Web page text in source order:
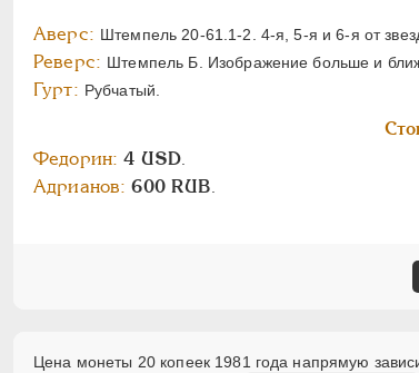
Аверс: Штемпель 20-61.1-2. 4-я, 5-я и 6-я от
Реверс: Штемпель Б. Изображение больше и
Гурт: Рубчатый.
Федорин: 4 USD.
Адрианов: 600 RUB
Цена монеты 20 копеек 1981 года напрямую